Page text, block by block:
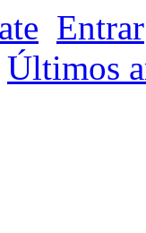
Entrar
Últimos